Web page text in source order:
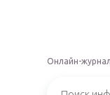
Онлайн-